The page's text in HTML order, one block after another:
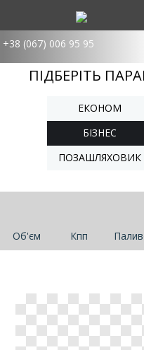
+38 (067) 006 95 95
ПІДБЕРІТЬ
ЕКОНОМ
БІЗНЕС
ПОЗАШЛЯХОВИК
Об'єм Кпп